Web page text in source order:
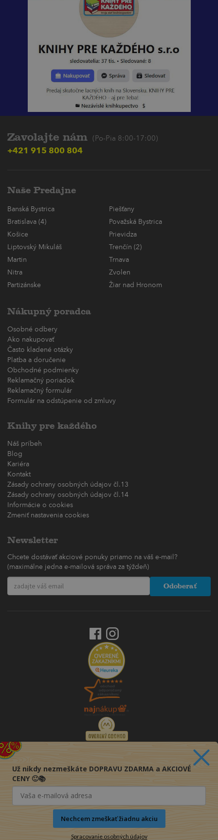
Zavolajte nám (Po-Pia 8:00-17:00)
+421 915 800 804
Naše Predajne
Banská Bystrica
Piešťany
Bratislava (4)
Považská Bystrica
Košice
Prievidza
Liptovský Mikuláš
Trenčín (2)
Martin
Trnava
Nitra
Zvolen
Partizánske
Žiar nad Hronom
Nákupný poradca
Osobné odbery
Ako nakupovať
Často kladené otázky
Platba a doručenie
Obchodné podmienky
Reklamačný poriadok
Reklamačný formulár
Formulár na odstúpenie od zmluvy
Knihy pre každého
Náš príbeh
Blog
Kariéra
Kontakt
Zásady ochrany osobných údajov čl.13
Zásady ochrany osobných údajov čl.14
Informácie o cookies
Zmeniť nastavenia cookies
Newsletter
Chcete dostávať akciové ponuky priamo na váš e-mail?
(maximálne jedna e-mailová správa za týždeň)
Odoberať
Už nikdy nezmeškáte DOPRAVU ZDARMA a AKCIOVÉ
CENY 🙂📚
Nechcem zmeškať žiadnu akciu
Spracovanie osobných údajov